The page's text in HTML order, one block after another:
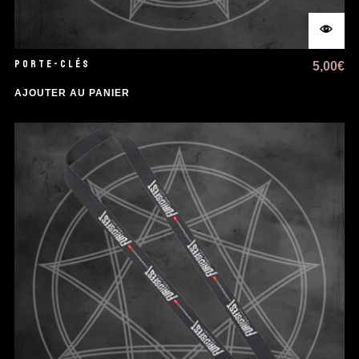
PORTE-CLÉS 5,00€
AJOUTER AU PANIER